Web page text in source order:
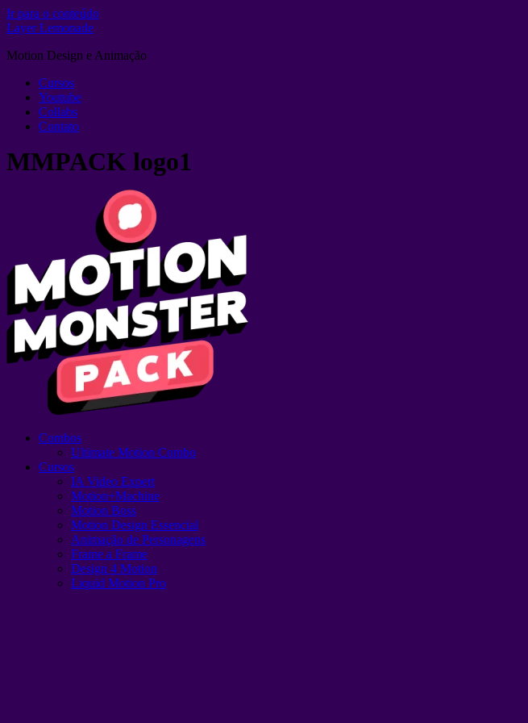
Ir para o conteúdo
Layer Lemonade
Motion Design e Animação
Cursos
Youtube
Collabs
Contato
MMPACK logo1
Combos
Ultimate Motion Combo
Cursos
IA Video Expert
Motion+Machine
Motion Boss
Motion Design Essencial
Animação de Personagens
Frame a Frame
Design 4 Motion
Liquid Motion Pro